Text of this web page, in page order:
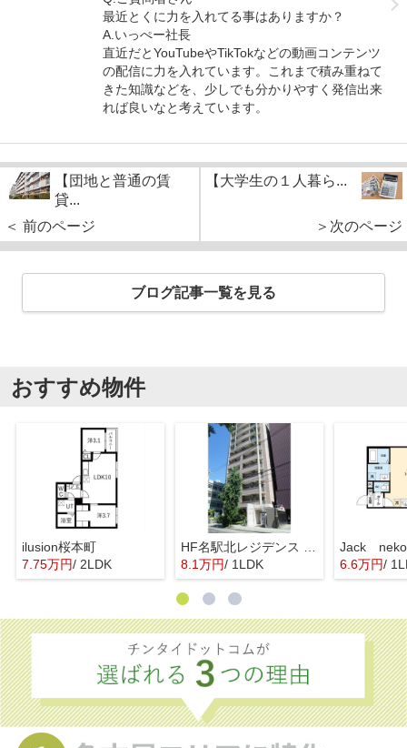
最近とくに力を入れてる事はありますか？
A.いっぺー社長
直近だとYouTubeやTikTokなどの動画コンテンツ
の配信に力を入れています。これまで積み重ねて
きた知識などを、少しでも分かりやすく発信出来
れば良いなと考えています。
【団地と普通の賃
貸...
＜ 前のページ
【大学生の１人暮ら...
＞次のページ
ブログ記事一覧を見る
おすすめ物件
ilusion桜本町
7.75万円/ 2LDK
8.1万円/ 1LDK 6.6万円/